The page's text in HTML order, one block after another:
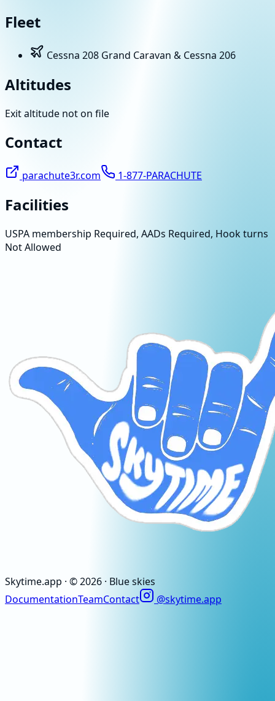
Fleet
Cessna 208 Grand Caravan & Cessna 206
Altitudes
Exit altitude not on file
Contact
parachute3r.com 1-877-PARACHUTE
Facilities
USPA membership Required, AADs Required, Hook turns
Not Allowed
Skytime.app · ©2026 · Blue skies
DocumentationTeamContact @skytime.app